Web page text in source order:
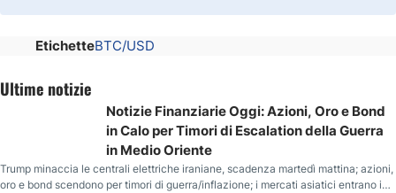
EtichetteBTC/USD
Ultime notizie
Notizie Finanziarie Oggi: Azioni, Oro e Bond
in Calo per Timori di Escalation della Guerra
in Medio Oriente
Trump minaccia le centrali elettriche iraniane, scadenza martedì mattina; azioni,
oro e bond scendono per timori di guerra/inflazione; i mercati asiatici entrano in